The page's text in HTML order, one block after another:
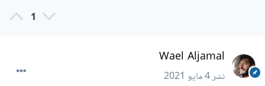
1
Wael Aljamal
نشر4 مايو 2021